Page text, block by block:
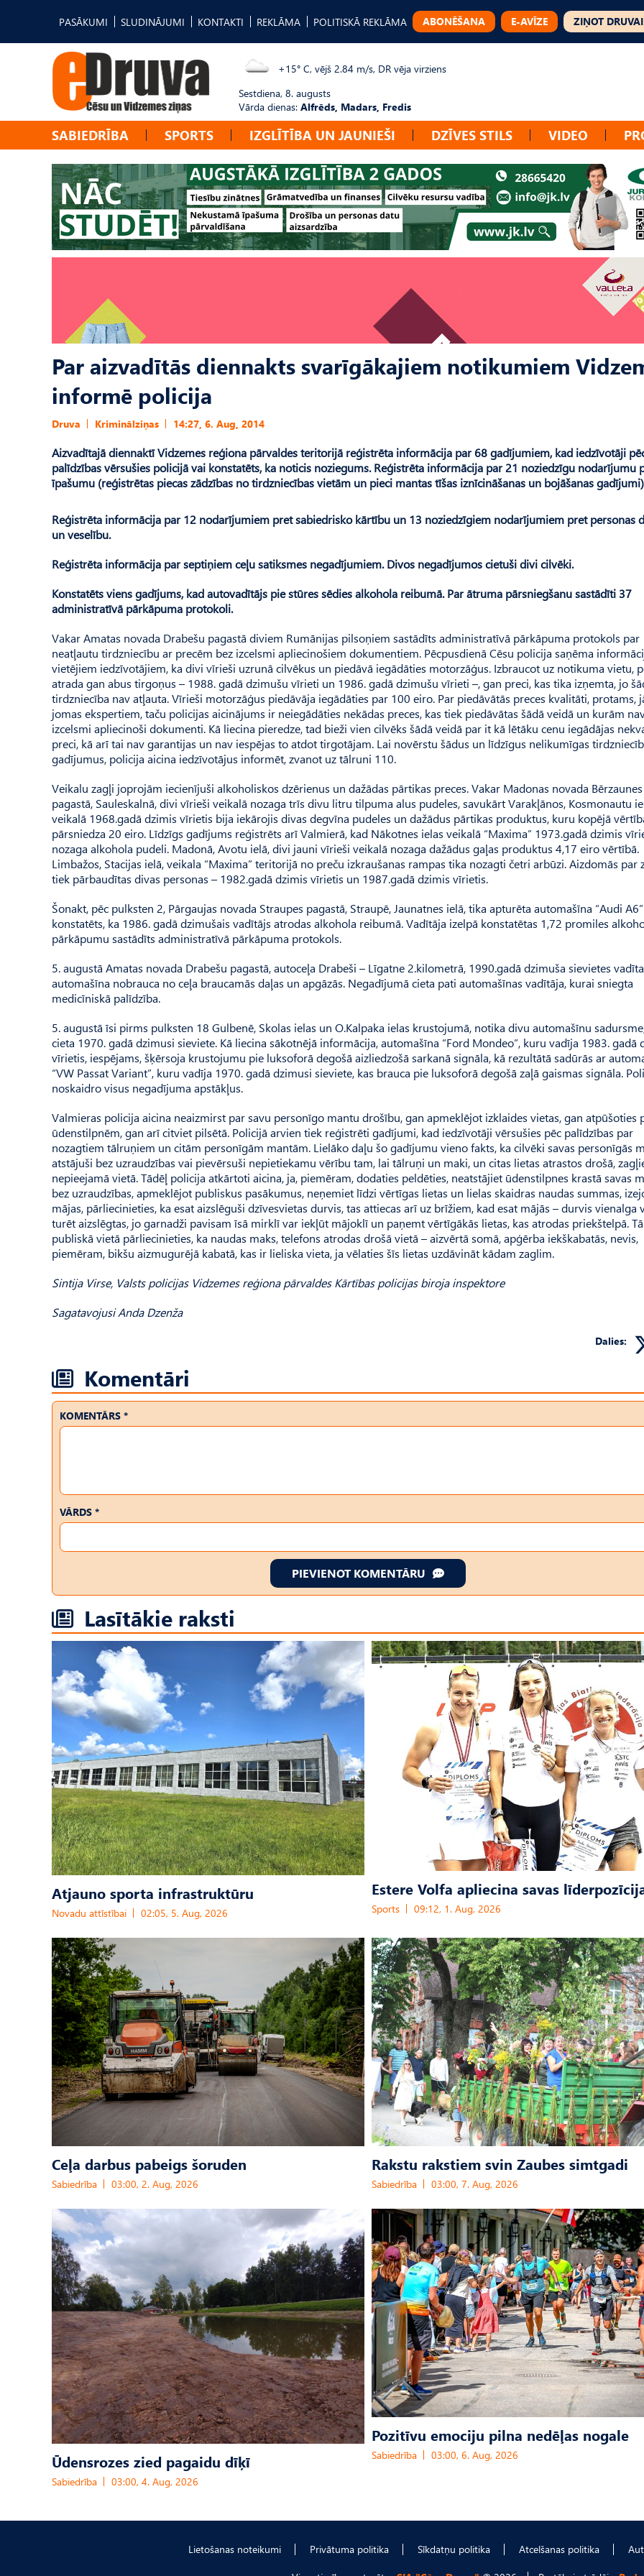
PASĀKUMI SLUDINĀJUMI KONTAKTI REKLĀMA POLITISKĀ REKLĀMA ABONĒŠANA E-AVĪZE ZIŅOT DRUVAI
+15° C, vējš 2.84 m/s, DR vēja virziens
Sestdiena, 8. augusts
Vārda dienas: Alfrēds, Madars, Fredis
SABIEDRĪBA SPORTS IZGLĪTĪBA UN JAUNIEŠI DZĪVES STILS VIDEO
Par aizvadītās diennakts svarīgākajiem notikumiem
informē policija
Druva Kriminālziņas 14:27, 6. Aug, 2014
Aizvadītajā diennaktī Vidzemes reģiona pārvaldes teritorijā reģistrēta informācija par 68 gadījumiem, kad iedzīvotāji
palīdzības vērsušies policijā vai konstatēts, ka noticis noziegums. Reģistrēta informācija par 21 noziedzīgu nodarījumu
īpašumu (reģistrētas piecas zādzības no tirdzniecības vietām un pieci mantas tīšas iznīcināšanas un bojāšanas
Reģistrēta informācija par 12 nodarījumiem pret sabiedrisko kārtību un 13 noziedzīgiem nodarījumiem pret personas
un veselību.
Reģistrēta informācija par septiņiem ceļu satiksmes negadījumiem. Divos negadījumos cietuši divi cilvēki.
Konstatēts viens gadījums, kad autovadītājs pie stūres sēdies alkohola reibumā. Par ātruma pārsniegšanu sastādīti 37
administratīvā pārkāpuma protokoli.
Vakar Amatas novada Drabešu pagastā diviem Rumānijas pilsoņiem sastādīts administratīvā pārkāpuma protokols par
neatļautu tirdzniecību ar precēm bez izcelsmi apliecinošiem dokumentiem. Pēcpusdienā Cēsu policija saņēma
vietējiem iedzīvotājiem, ka divi vīrieši uzrunā cilvēkus un piedāvā iegādāties motorzāģus. Izbraucot uz notikuma vietu,
atrada gan abus tirgoņus – 1988. gadā dzimušu vīrieti un 1986. gadā dzimušu vīrieti –, gan preci, kas tika izņemta, jo
tirdzniecība nav atļauta. Vīrieši motorzāģus piedāvāja iegādāties par 100 eiro. Par piedāvātās preces kvalitāti, protams,
jomas ekspertiem, taču policijas aicinājums ir neiegādāties nekādas preces, kas tiek piedāvātas šādā veidā un kurām
izcelsmi apliecinoši dokumenti. Kā liecina pieredze, tad bieži vien cilvēks šādā veidā par it kā lētāku cenu iegādājas
preci, kā arī tai nav garantijas un nav iespējas to atdot tirgotājam. Lai novērstu šādus un līdzīgus nelikumīgas
gadījumus, policija aicina iedzīvotājus informēt, zvanot uz tālruni 110.
Veikalu zagļi joprojām iecienījuši alkoholiskos dzērienus un dažādas pārtikas preces. Vakar Madonas novada Bērzaunes
pagastā, Sauleskalnā, divi vīrieši veikalā nozaga trīs divu litru tilpuma alus pudeles, savukārt Varakļānos, Kosmonautu
veikalā 1968.gadā dzimis vīrietis bija iekārojis divas degvīna pudeles un dažādus pārtikas produktus, kuru kopējā
pārsniedza 20 eiro. Līdzīgs gadījums reģistrēts arī Valmierā, kad Nākotnes ielas veikalā “Maxima” 1973.gadā dzimis
nozaga alkohola pudeli. Madonā, Avotu ielā, divi jauni vīrieši veikalā nozaga dažādus gaļas produktus 4,17 eiro vērtībā.
Limbažos, Stacijas ielā, veikala “Maxima” teritorijā no preču izkraušanas rampas tika nozagti četri arbūzi. Aizdomās par
tiek pārbaudītas divas personas – 1982.gadā dzimis vīrietis un 1987.gadā dzimis vīrietis.
Šonakt, pēc pulksten 2, Pārgaujas novada Straupes pagastā, Straupē, Jaunatnes ielā, tika apturēta automašīna “Audi
konstatēts, ka 1986. gadā dzimušais vadītājs atrodas alkohola reibumā. Vadītāja izelpā konstatētas 1,72 promiles
pārkāpumu sastādīts administratīvā pārkāpuma protokols.
5. augustā Amatas novada Drabešu pagastā, autoceļa Drabeši – Līgatne 2.kilometrā, 1990.gadā dzimuša sievietes vadīta
automašīna nobrauca no ceļa braucamās daļas un apgāzās. Negadījumā cieta pati automašīnas vadītāja, kurai sniegta
medicīniskā palīdzība.
5. augustā īsi pirms pulksten 18 Gulbenē, Skolas ielas un O.Kalpaka ielas krustojumā, notika divu automašīnu
cieta 1970. gadā dzimusi sieviete. Kā liecina sākotnējā informācija, automašīna “Ford Mondeo”, kuru vadīja 1983. gadā
vīrietis, iespējams, šķērsoja krustojumu pie luksoforā degošā aizliedzošā sarkanā signāla, kā rezultātā sadūrās ar
“VW Passat Variant”, kuru vadīja 1970. gadā dzimusi sieviete, kas brauca pie luksoforā degošā zaļā gaismas signāla.
noskaidro visus negadījuma apstākļus.
Valmieras policija aicina neaizmirst par savu personīgo mantu drošību, gan apmeklējot izklaides vietas, gan atpūšoties
ūdenstilpnēm, gan arī citviet pilsētā. Policijā arvien tiek reģistrēti gadījumi, kad iedzīvotāji vērsušies pēc palīdzības par
nozagtiem tālruņiem un citām personīgām mantām. Lielāko daļu šo gadījumu vieno fakts, ka cilvēki savas personīgās
atstājuši bez uzraudzības vai pievērsuši nepietiekamu vērību tam, lai tālruņi un maki, un citas lietas atrastos drošā,
nepieejamā vietā. Tādēļ policija atkārtoti aicina, ja, piemēram, dodaties peldēties, neatstājiet ūdenstilpnes krastā savas
bez uzraudzības, apmeklējot publiskus pasākumus, neņemiet līdzi vērtīgas lietas un lielas skaidras naudas summas,
mājas, pārliecinieties, ka esat aizslēguši dzīvesvietas durvis, tas attiecas arī uz brīžiem, kad esat mājās – durvis vienalga
turēt aizslēgtas, jo garnadži pavisam īsā mirklī var iekļūt mājoklī un paņemt vērtīgākās lietas, kas atrodas priekštelpā.
publiskā vietā pārliecinieties, ka naudas maks, telefons atrodas drošā vietā – aizvērtā somā, apģērba iekškabatās, nevis,
piemēram, bikšu aizmugurējā kabatā, kas ir lieliska vieta, ja vēlaties šīs lietas uzdāvināt kādam zaglim.
Sintija Virse, Valsts policijas Vidzemes reģiona pārvaldes Kārtības policijas biroja inspektore
Sagatavojusi Anda Dzenža
Dalies:
Komentāri
KOMENTĀRS *
VĀRDS *
PIEVIENOT KOMENTĀRU
Lasītākie raksti
Atjauno sporta infrastruktūru
Novadu attīstībai 02:05, 5. Aug, 2026
Estere Volfa apliecina savas
Sports 09:12, 1. Aug, 2026
Ceļa darbus pabeigs šoruden
Sabiedrība 03:00, 2. Aug, 2026
Rakstu rakstiem svin Zaubes simtgadi
Sabiedrība 03:00, 7. Aug, 2026
Ūdensrozes zied pagaidu dīķī
Sabiedrība 03:00, 4. Aug, 2026
Pozitīvu emociju pilna nedēļas nogale
Sabiedrība 03:00, 6. Aug, 2026
Lietošanas noteikumi Privātuma politika Sīkdatņu politika Atcelšanas politika